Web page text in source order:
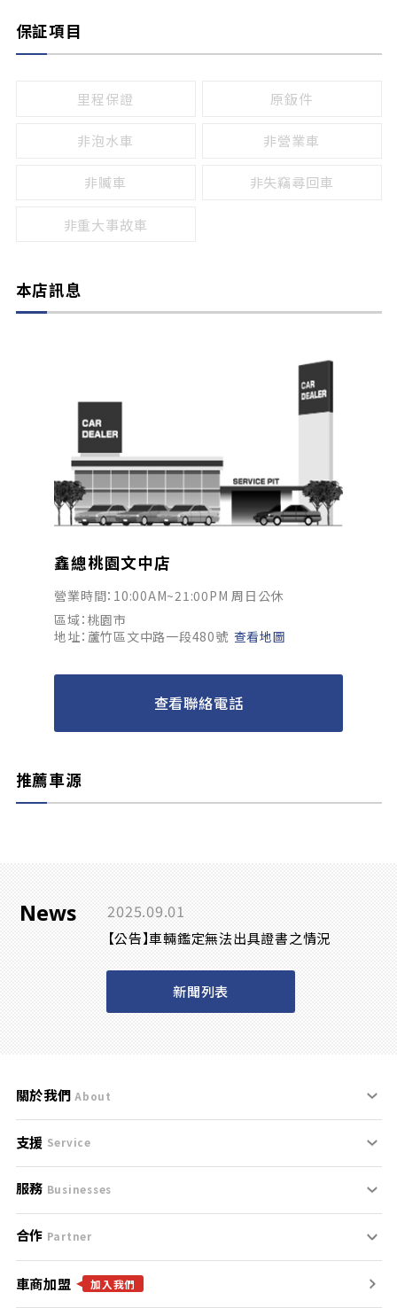
無
有
頭燈光源
保証項目
里程保證 原鈑件
非泡水車 非營業車
非贓車 非失竊尋回車
非重大事故車
本店訊息
鑫總桃園文中店
營業時間：10:00AM~21:00PM 周日公休
區域：桃園市
地址：蘆竹區文中路一段480號 查看地圖
查看聯絡電話
推薦車源
News 2025.09.01
【公告】車輛鑑定無法出具證書之情況
新聞列表
關於我們 About
刊登規範
服務條款
免責聲明
隱私權政策
支援 Service
支援中心
聯絡我們
服務 Businesses
什麼是Goo鑑定？
找好車
合作 Partner
合作夥伴
車商加盟 加入我們